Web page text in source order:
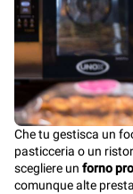
Che tu gestisca un
pasticceria o un
scegliere un forno
comunque alte